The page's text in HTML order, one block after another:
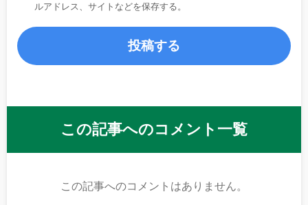
ルアドレス、サイトなどを保存する。
この記事へのコメント一覧
この記事へのコメントはありません。